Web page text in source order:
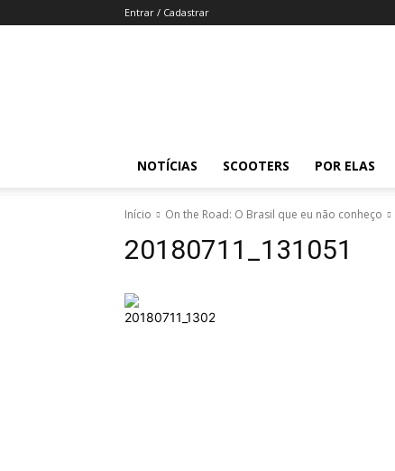
Entrar / Cadastrar
NOTÍCIAS SCOOTERS POR ELAS
Início On the Road: O Brasil que eu não conheço
20180711_131051